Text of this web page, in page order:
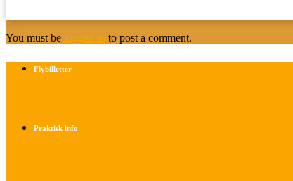
You must be logged in to post a comment.
Flybilletter
Praktisk info